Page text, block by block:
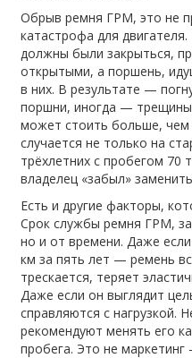
Обрыв ремня ГРМ,это не
катастрофа для двигателя.
должны были закрыться,
открытыми, а поршень,
в них. В результате —
поршни, иногда —
может стоить больше,
случается не только на
трёхлетних с пробегом 70
владелец «забыл»
Есть и другие факторы,
Срок службы ремня ГРМ,
но и от времени. Даже
км за пять лет — ремень
трескается, теряет
Даже если он выглядит
справляются с нагрузкой.
рекомендуют менять его
пробега. Это не